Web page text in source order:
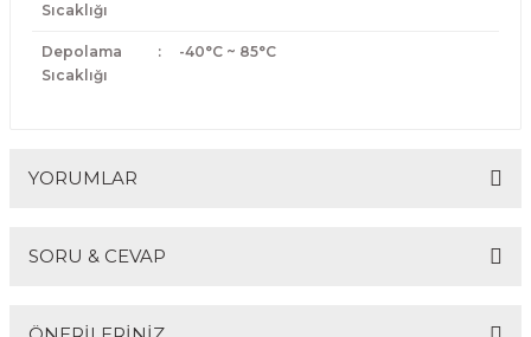
Sıcaklığı
Depolama
Sıcaklığı
: -40°C ~ 85°C
YORUMLAR
SORU & CEVAP